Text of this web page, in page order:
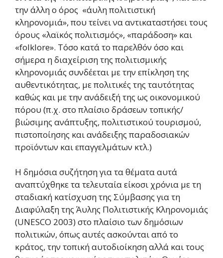
την άλλη ο όρος «άυλη πολιτιστική
κληρονομιά», που τείνει να αντικαταστήσει τους
όρους «λαϊκός πολιτισμός», «παράδοση» και
«folklore». Τόσο κατά το παρελθόν όσο και
σήμερα η διαχείριση της πολιτισμικής
κληρονομιάς συνδέεται με την επίκληση της
αυθεντικότητας, με πολιτικές της ταυτότητας
καθώς και με την ανάδειξή της ως οικονομικού
πόρου (π.χ. στο πλαίσιο δράσεων τοπικής/
βιώσιμης ανάπτυξης, πολιτιστικού τουρισμού,
πιστοποίησης και ανάδειξης παραδοσιακών
προϊόντων και επαγγελμάτων κτλ.)
Η δημόσια συζήτηση για τα θέματα αυτά
αναπτύχθηκε τα τελευταία είκοσι χρόνια με τη
σταδιακή κατίσχυση της Σύμβασης για τη
Διαφύλαξη της Άυλης Πολιτιστικής Κληρονομιάς
(UNESCO 2003) στο πλαίσιο των δημόσιων
πολιτικών, όπως αυτές ασκούνται από το
κράτος, την τοπική αυτοδιοίκηση αλλά και τους